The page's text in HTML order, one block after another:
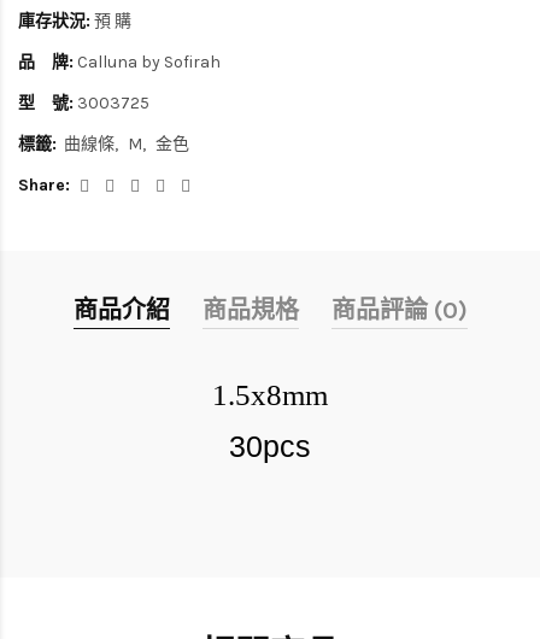
庫存狀況: 預 購
品 牌: Calluna by Sofirah
型 號: 3003725
標籤: 曲線條 M
金色
Share:
商品介紹 商品規格 商品評論 (0)
1.5x8mm
30pcs